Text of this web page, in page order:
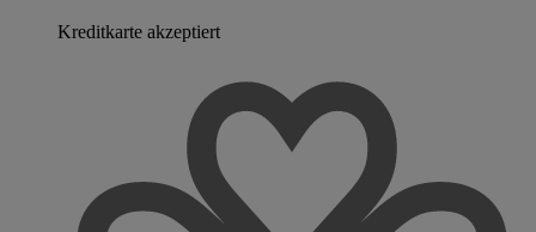
Kreditkarte akzeptiert